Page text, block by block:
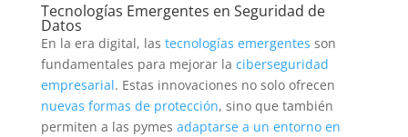
Tecnologías Emergentes en Seguridad de
Datos
En la era digital, las tecnologías emergentes son
fundamentales para mejorar la ciberseguridad
empresarial. Estas innovaciones no solo ofrecen
nuevas formas de protección, sino que también
permiten a las pymes adaptarse a un entorno en